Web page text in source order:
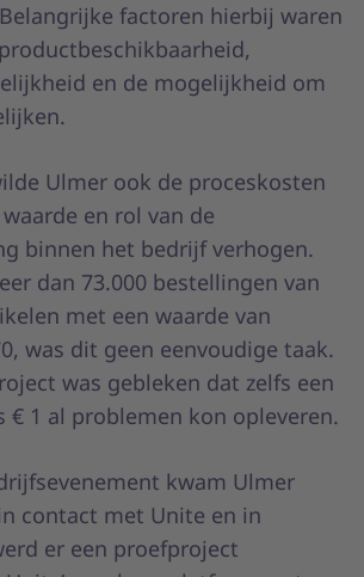
factoren hierbij waren
en de mogelijkheid om
Ulmer ook de proceskosten
en rol van de
binnen het bedrijf verhogen.
dan 73.000 bestellingen van
met een waarde van
was dit geen eenvoudige taak.
was gebleken dat zelfs een
€ 1 al problemen kon opleveren.
kwam Ulmer
contact met Unite en in
er een proefproject